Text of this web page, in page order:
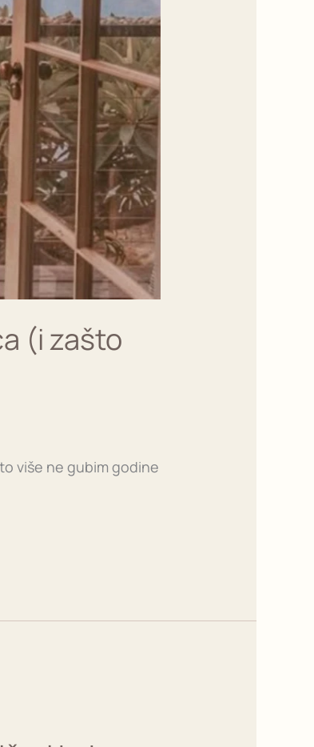
(i zašto
više ne gubim godine